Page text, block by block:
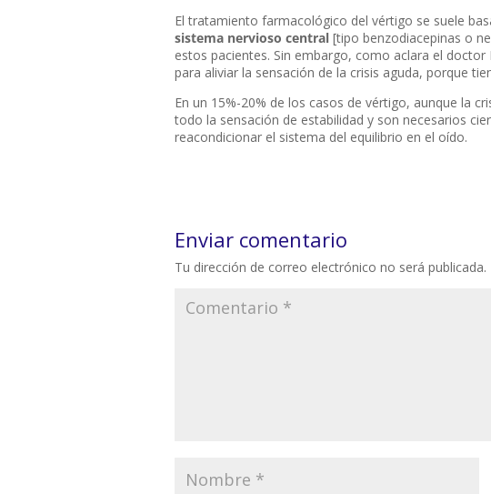
El tratamiento farmacológico del vértigo se suele
sistema nervioso central [tipo benzodiacepinas o
estos pacientes. Sin embargo, como aclara el
para aliviar la sensación de la crisis aguda, porque
En un 15%-20% de los casos de vértigo, aunque la
todo la sensación de estabilidad y son necesarios
reacondicionar el sistema del equilibrio en el oído.
Enviar comentario
Tu dirección de correo electrónico no será publicada.